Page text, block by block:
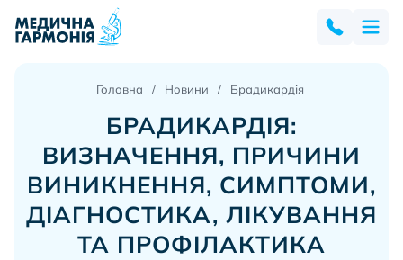
Головна Новини Брадикардія
БРАДИКАРДІЯ:
ВИЗНАЧЕННЯ, ПРИЧИНИ
ВИНИКНЕННЯ, СИМПТОМИ,
ДІАГНОСТИКА, ЛІКУВАННЯ
ТА ПРОФІЛАКТИКА